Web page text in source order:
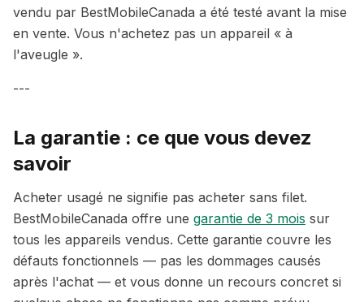
vendu par BestMobileCanada a été testé avant la mise
en vente. Vous n'achetez pas un appareil « à
l'aveugle ».
---
La garantie : ce que vous devez
savoir
Acheter usagé ne signifie pas acheter sans filet.
BestMobileCanada offre une garantie de 3 mois sur
tous les appareils vendus. Cette garantie couvre les
défauts fonctionnels — pas les dommages causés
après l'achat — et vous donne un recours concret si